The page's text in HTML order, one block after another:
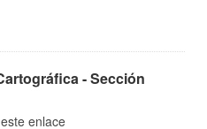
- Sección
enlace